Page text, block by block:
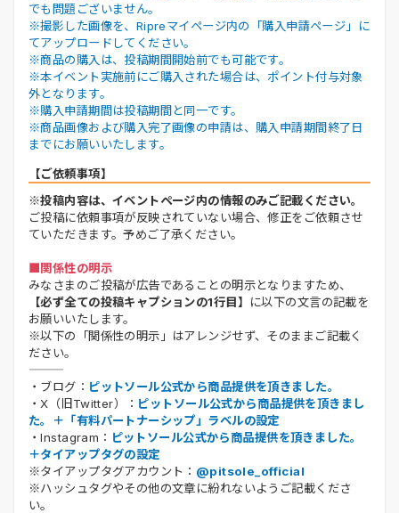
でも問題ございません。
※撮影した画像を、Ripreマイページ内の「購入申請ページ」に
てアップロードしてください。
※商品の購入は、投稿期間開始前でも可能です。
※本イベント実施前にご購入された場合は、ポイント付与対象
外となります。
※購入申請期間は投稿期間と同一です。
※商品画像および購入完了画像の申請は、購入申請期間終了日
までにお願いいたします。
【ご依頼事項】
※投稿内容は、イベントページ内の情報のみご記載ください。
ご投稿に依頼事項が反映されていない場合、修正をご依頼させ
ていただきます。予めご了承ください。
■関係性の明示
みなさまのご投稿が広告であることの明示となりますため、
【必ず全ての投稿キャプションの1行目】
に以下の文言の記載を
お願いいたします。
※以下の「関係性の明示」はアレンジせず、そのままご記載く
ださい。
・ブログ： ピットソール公式から商品提供を頂きました。
・X（旧Twitter）： ピットソール公式から商品提供を頂きまし
た。＋「有料パートナーシップ」ラベルの設定
・Instagram： ピットソール公式から商品提供を頂きました。
＋タイアップタグの設定
※タイアップタグアカウント： @pitsole_official
※ハッシュタグやその他の文章に紛れないようご記載くださ
い。